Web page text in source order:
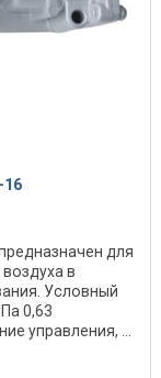
для
в
Условный
0,63
управления, ...